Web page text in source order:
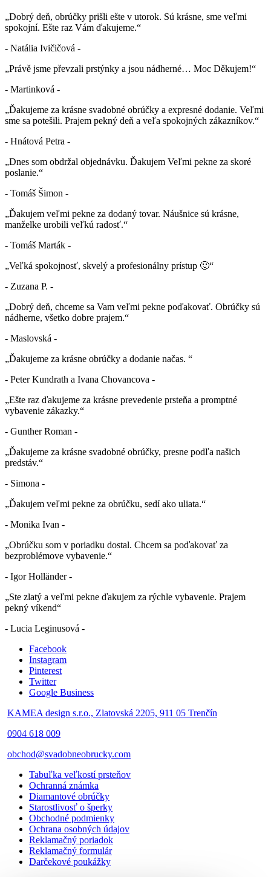
„Dobrý deň, obrúčky prišli ešte v utorok. Sú krásne, sme veľmi
spokojní. Ešte raz Vám ďakujeme.“
- Natália Ivičičová -
„Právě jsme převzali prstýnky a jsou nádherné… Moc Děkujem!“
- Martinková -
„Ďakujeme za krásne svadobné obrúčky a expresné dodanie. Veľmi
sme sa potešili. Prajem pekný deň a veľa spokojných zákazníkov.“
- Hnátová Petra -
„Dnes som obdržal objednávku. Ďakujem Veľmi pekne za skoré
poslanie.“
- Tomáš Šimon -
„Ďakujem veľmi pekne za dodaný tovar. Náušnice sú krásne,
manželke urobili veľkú radosť.“
- Tomáš Marták -
„Veľká spokojnosť, skvelý a profesionálny prístup 🙂“
- Zuzana P. -
„Dobrý deň, chceme sa Vam veľmi pekne poďakovať. Obrúčky sú
nádherne, všetko dobre prajem.“
- Maslovská -
„Ďakujeme za krásne obrúčky a dodanie načas. “
- Peter Kundrath a Ivana Chovancova -
„Ešte raz ďakujeme za krásne prevedenie prsteňa a promptné
vybavenie zákazky.“
- Gunther Roman -
„Ďakujeme za krásne svadobné obrúčky, presne podľa našich
predstáv.“
- Simona -
„Ďakujem veľmi pekne za obrúčku, sedí ako uliata.“
- Monika Ivan -
„Obrúčku som v poriadku dostal. Chcem sa poďakovať za
bezproblémove vybavenie.“
- Igor Holländer -
„Ste zlatý a veľmi pekne ďakujem za rýchle vybavenie. Prajem
pekný víkend“
- Lucia Leginusová -
Facebook
Instagram
Pinterest
Twitter
Google Business
KAMEA design s.r.o., Zlatovská 2205, 911 05 Trenčín
0904 618 009
obchod@svadobneobrucky.com
Tabuľka veľkostí prsteňov
Ochranná známka
Diamantové obrúčky
Starostlivosť o šperky
Obchodné podmienky
Ochrana osobných údajov
Reklamačný poriadok
Reklamačný formulár
Darčekové poukážky